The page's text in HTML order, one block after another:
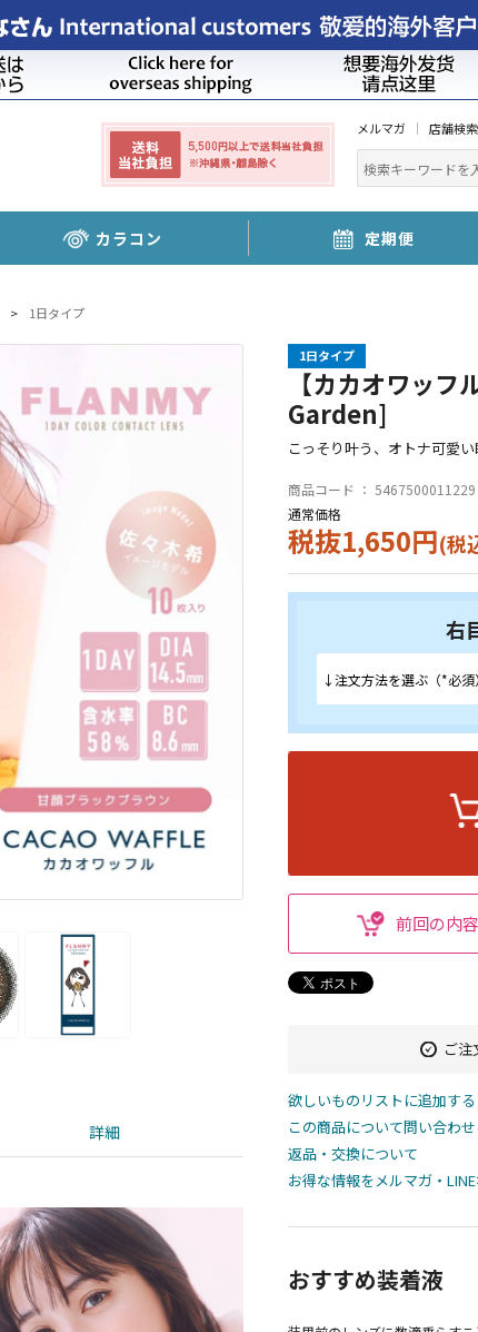
メルマガ 店舗検索
カラコン 定期便
> 1日タイプ
詳細
1日タイプ
【カカオワッ
Garden]
こっそり叶う、オトナ可愛
商品コード ： 5467500011229
通常価格
税抜1,650円(税
右
前回の内
ご注
欲しいものリストに追加する
この商品について問い合わせ
返品・交換について
お得な情報をメルマガ・
おすすめ装着液